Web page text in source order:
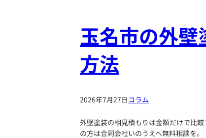
玉名市の外
方法
2026年7月27日 コラム
外壁塗装の相見積もりは金額だけで比
の方は合同会社いのうえへ無料相談を。